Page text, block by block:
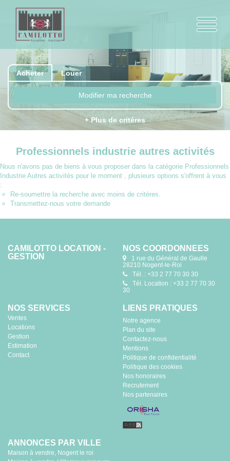
Acheter Louer
Modifier ma recherche
+ Plus de critères
Professionnels industrie autres activités
Nous n'avons pas de biens à vous proposer dans la catégorie Professionnels
Industrie Autres activités pour le moment , plusieurs options s'offrent à vous
:
Re-soumettre la recherche avec moins de critères.
Transmettez-nous votre demande
CAMILOTTO LOCATION -
GESTION
NOS COORDONNÉES
1 rue du Général de Gaulle
28210 Nogent-le-Roi
Tél. : +33 2 77 70 30 30
Tél. Location : +33 2 77 70 30
30
NOS SERVICES
Ventes
Locations
Gestion
Estimation
Contact
LIENS PRATIQUES
Notre agence
Plan du site
Contactez-nous
Mentions
Politique de confidentialité
Politique des cookies
Nos honoraires
Recrutement
Nos partenaires
ANNONCES PAR VILLE
Maison à vendre, Nogent le roi